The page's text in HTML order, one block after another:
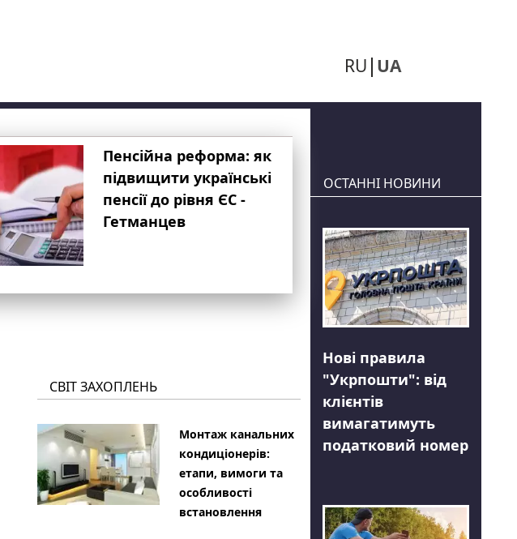
RU UA
Пенсійна реформа: як
підвищити українські
пенсії до рівня ЄС -
Гетманцев
СВІТ ЗАХОПЛЕНЬ
Монтаж канальних
кондиціонерів:
етапи, вимоги та
особливості
встановлення
ОСТАННІ НОВИНИ
Нові правила
"Укрпошти": від
клієнтів
вимагатимуть
податковий номер